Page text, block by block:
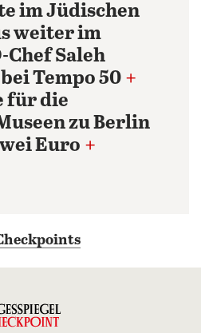
im Jüdischen
weiter im
Chef Saleh
Tempo 50 +
für die
zu Berlin
Euro +